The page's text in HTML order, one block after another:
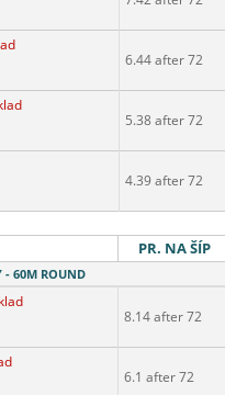
6.44 after 72
5.38 after 72
4.39 after 72
PR. NA ŠÍP
- 60M ROUND
8.14 after 72
6.1 after 72